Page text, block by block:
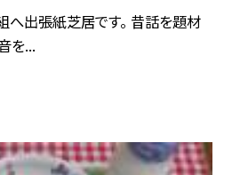
へ出張紙芝居です。 昔話を題材
を...